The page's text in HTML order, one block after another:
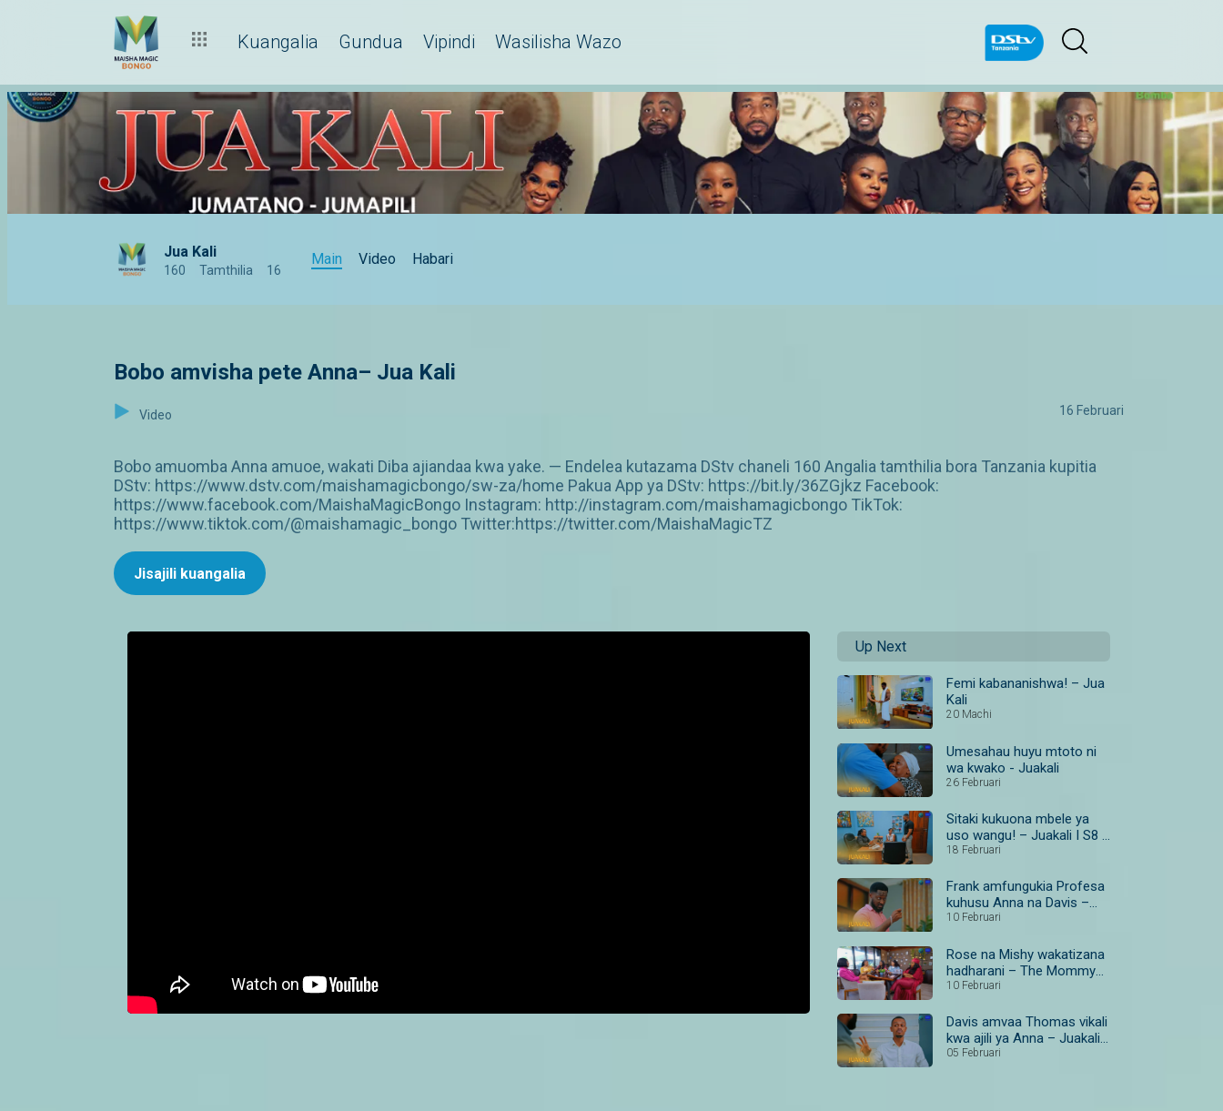
Kuangalia Gundua Vipindi Wasilisha Wazo
Jua Kali
160 Tamthilia 16
Main Video Habari
Bobo amvisha pete Anna– Jua Kali
Video 16 Februari
Bobo amuomba Anna amuoe, wakati Diba ajiandaa kwa yake. — Endelea kutazama DStv chaneli 160 Angalia tamthilia bora Tanzania kupitia
DStv: https://www.dstv.com/maishamagicbongo/sw-za/home Pakua App ya DStv: https://bit.ly/36ZGjkz Facebook:
https://www.facebook.com/MaishaMagicBongo Instagram: http://instagram.com/maishamagicbongo TikTok:
https://www.tiktok.com/@maishamagic_bongo Twitter:https://twitter.com/MaishaMagicTZ
Jisajili kuangalia
Up Next
Femi kabananishwa! – Jua
Kali
20 Machi
Umesahau huyu mtoto ni
wa kwako - Juakali
26 Februari
Sitaki kukuona mbele ya
uso wangu! – Juakali I S8 I
Ep 185 I Maisha Magic
18 Februari
Frank amfungukia Profesa
kuhusu Anna na Davis –
Juakali I S8 I Ep 179–181 I
10 Februari
Rose na Mishy wakatizana
hadharani – The Mommy
Club I S1 I Ep 4 I Maisha
10 Februari
Davis amvaa Thomas vikali
kwa ajili ya Anna – Juakali I
S8 I Ep 187 I Maisha Magic
05 Februari